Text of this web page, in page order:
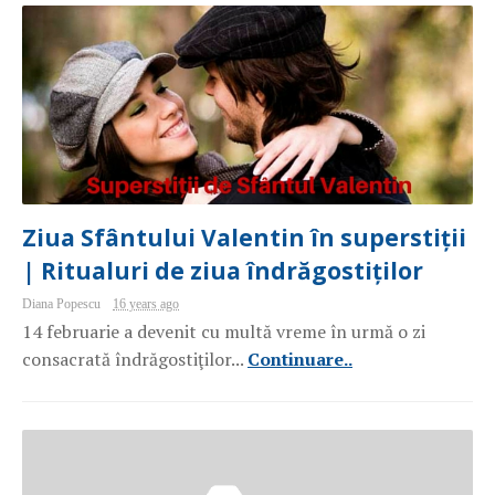
Ziua Sfântului Valentin în superstiții
| Ritualuri de ziua îndrăgostiților
Diana Popescu 16 years ago
14 februarie a devenit cu multă vreme în urmă o zi
consacrată îndrăgostiţilor... Continuare..